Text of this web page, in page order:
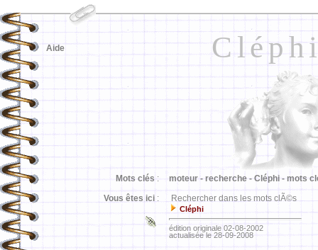
Aide
Mots clés : moteur - recherche - Cléphi - mots
Vous êtes ici : Rechercher dans les mots clÃ©s
Cléphi
édition originale 02-08-2002
actualisée le 28-09-2008